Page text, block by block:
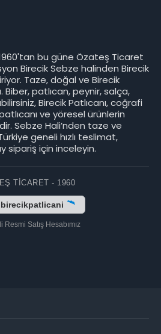
1960'tan bu güne Özateş Ticaret
Birecik Sebze halinden Birecik
Taze, doğal ve Birecik
Biber, patlıcan, peynir, salça,
Birecik Patlıcanı, coğrafi
ve yöresel ürünlerin
Sebze Hali’nden taze ve
geneli hızlı teslimat,
sipariş için inceleyin.
TICARET - 1960
Resmi Satış Hesabımız